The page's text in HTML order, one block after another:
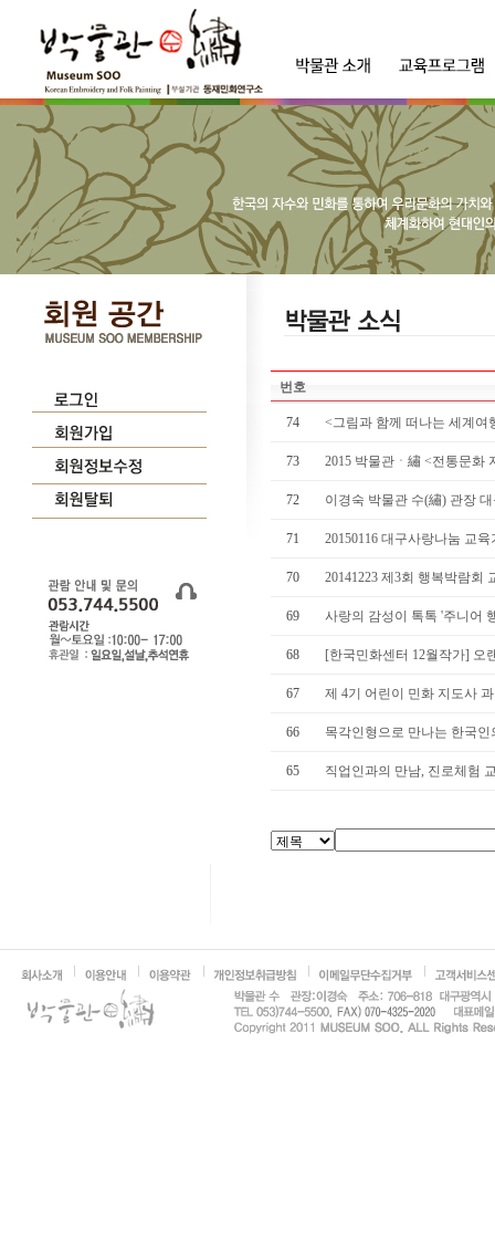
번호
74 <그림과 함께 떠나는 세계여
73 2015 박물관ㆍ繡 <전통문화
72 이경숙 박물관 수(繡) 관장
71 20150116 대구사랑나눔 교
70 20141223 제3회 행복박람회
69 사랑의 감성이 톡톡 '주니어
68 [한국민화센터 12월작가] 오
67 제 4기 어린이 민화 지도사
66 목각인형으로 만나는 한국인
65 직업인과의 만남, 진로체험